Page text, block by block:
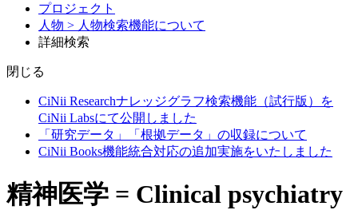
プロジェクト
人物 > 人物検索機能について
詳細検索
閉じる
CiNii Researchナレッジグラフ検索機能（試行版）を
CiNii Labsにて公開しました
「研究データ」「根拠データ」の収録について
CiNii Books機能統合対応の追加実施をいたしました
精神医学 = Clinical psychiatry